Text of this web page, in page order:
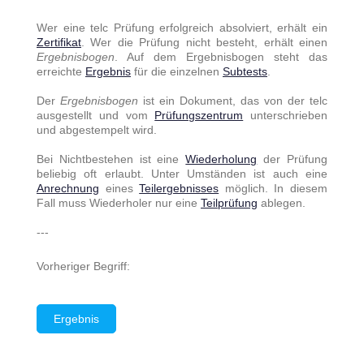
Wer eine telc Prüfung erfolgreich absolviert, erhält ein
Zertifikat. Wer die Prüfung nicht besteht, erhält einen
Ergebnisbogen. Auf dem Ergebnisbogen steht das
erreichte Ergebnis für die einzelnen Subtests.
Der Ergebnisbogen ist ein Dokument, das von der telc
ausgestellt und vom Prüfungszentrum unterschrieben
und abgestempelt wird.
Bei Nichtbestehen ist eineWiederholung der Prüfung
beliebig oft erlaubt. Unter Umständen ist auch eine
Anrechnung einesTeilergebnisses möglich. In diesem
Fall muss Wiederholer nur eine Teilprüfung ablegen.
---
Vorheriger Begriff:
Ergebnis